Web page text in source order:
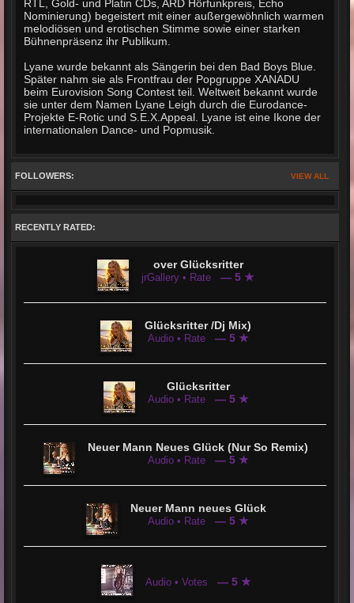
RTL, Gold- und Platin CDs, ARD Hörfunkpreis, Echo
Nominierung) begeistert mit einer außergewöhnlich warmen
melodiösen und erotischen Stimme sowie einer starken
Bühnenpräsenz ihr Publikum.
Lyane wurde bekannt als Sängerin bei den Bad Boys Blue.
Später nahm sie als Frontfrau der Popgruppe XANADU
beim Eurovision Song Contest teil. Weltweit bekannt wurde
sie unter dem Namen Lyane Leigh durch die Eurodance-
Projekte E-Rotic und S.E.X.Appeal. Lyane ist eine Ikone der
internationalen Dance- und Popmusik.
VIEW ALL
FOLLOWERS:
RECENTLY RATED:
over Glücksritter
jrGallery • Rate — 5 ★
Glücksritter /Dj Mix)
Audio • Rate — 5 ★
Glücksritter
Audio • Rate — 5 ★
Neuer Mann Neues Glück (Nur So Remix)
Audio • Rate — 5 ★
Neuer Mann neues Glück
Audio • Rate — 5 ★
Audio • Votes — 5 ★